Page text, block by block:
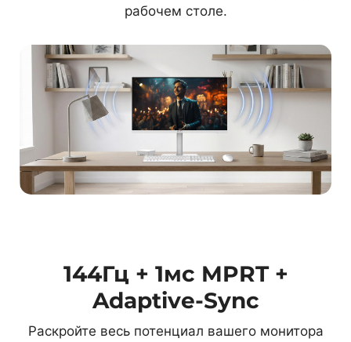
рабочем столе.
144Гц + 1мс MPRT +
Adaptive-Sync
Раскройте весь потенциал вашего монитора